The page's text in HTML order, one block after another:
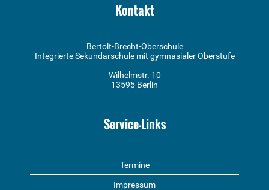
Kontakt
Bertolt-Brecht-Oberschule
Integrierte Sekundarschule mit gymnasialer Oberstufe
Wilhelmstr. 10
13595 Berlin
Service-Links
Termine
Impressum